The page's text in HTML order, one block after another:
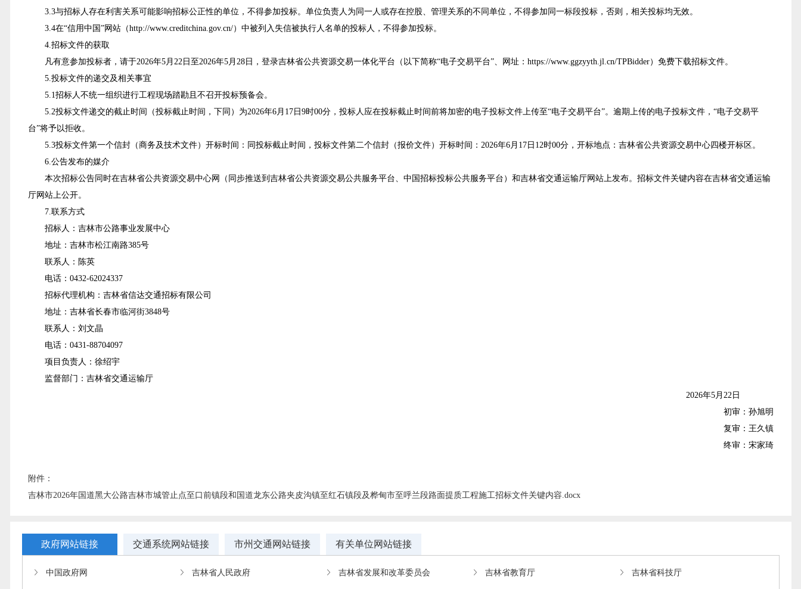
3.3与招标人存在利害关系可能影响招标公正性的单位，不得参加投标。单位负责人为同一人或存在控股、管理关系的不同单位，不得参加同一标段投标，否则，相关投标均无效。
3.4在“信用中国”网站（http://www.creditchina.gov.cn/）中被列入失信被执行人名单的投标人，不得参加投标。
4.招标文件的获取
凡有意参加投标者，请于2026年5月 22日至2026年5月 28日，登录吉林省公共资源交易一体化平台（ 以下简称“电子交易平台”、
网址：https://www.ggzyyth.jl.cn/TPBidder）免费下载招标文件。
5.投标文件的递交及相关事宜
5.1招标人不统一组织进行工程现场踏勘且不召开投标预备会。
5.2投标文件递交的截止时间（投标截止时间，下同）为2026年6月 17日9时00分，投标人应在投标截止时间前将加密的电子投标文件上传至“电子交易平台”。逾期上传的电子投标文件， “电子交易平
台”将予以拒收。
5.3投标文件第一个信封（商务及技术文件）开标时间：同投标截止时间，投标文件第二个信封（报价文件）开标时间：2026年6月 17日12时00分，开标地点：吉林省公共资源交易中心四楼开标区。
6.公告发布的媒介
本次招标公告同时在吉林省公共资源交易中心网（同步推送到吉林省公共资源交易公共服务平台、中国招标投标公共服务平台）和吉林省交通运输厅网站上发布。 招标文件关键内容在吉林省交通运输
厅网站上公开。
7.联系方式
招标人：吉林市公路事业发展中心
地址：吉林市松江南路385号
联系人：陈英
电话：0432-62024337
招标代理机构：吉林省信达交通招标有限公司
地址：吉林省长春市临河街3848号
联系人：刘文晶
电话：0431-88704097
项目负责人：徐绍宇
监督部门：吉林省交通运输厅
2026年5月 22日
初审：孙旭明
复审：王久镇
终审：宋家琦
附件：
吉林市2026年国道黑大公路吉林市城管止点至口前镇段和国道龙东公路夹皮沟镇至红石镇段及桦甸市至呼兰段路面提质工程施工招标文件关键内容.docx
政府网站链接 交通系统网站链接 市州交通网站链接 有关单位网站链接
中国政府网 吉林省人民政府 吉林省发展和改革委员会 吉林省教育厅 吉林省科技厅